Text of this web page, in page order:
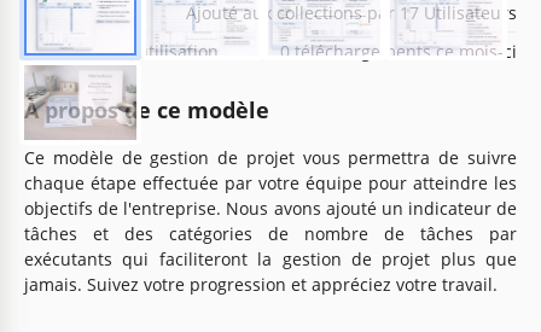
Communauté
Ajouté aux collections par 17 Utilisateurs
Statistiques d’utilisation
0 téléchargements ce mois-ci
À propos de ce modèle
Ce modèle de gestion de projet vous permettra de suivre
chaque étape effectuée par votre équipe pour atteindre les
objectifs de l'entreprise. Nous avons ajouté un indicateur de
tâches et des catégories de nombre de tâches par
exécutants qui faciliteront la gestion de projet plus que
jamais. Suivez votre progression et appréciez votre travail.